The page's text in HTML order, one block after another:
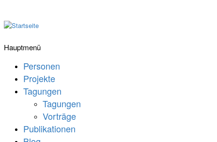
Hauptmenü
Personen
Projekte
Tagungen
Tagungen
Vorträge
Publikationen